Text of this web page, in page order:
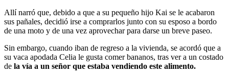
Allí narró que, debido a que a su pequeño hijo Kai se le acabaron
sus pañales, decidió irse a comprarlos junto con su esposo a bordo
de una moto y de una vez aprovechar para darse un breve paseo.
Sin embargo, cuando iban de regreso a la vivienda, se acordó que a
su vaca apodada Celia le gusta comer bananos, tras ver a un costado
de la vía a un señor que estaba vendiendo este alimento.